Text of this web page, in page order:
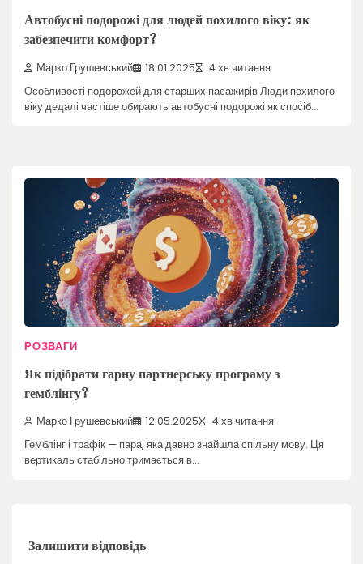
Автобусні подорожі для людей похилого віку: як
забезпечити комфорт?
Марко Грушевський 18.01.2025 4 хв читання
Особливості подорожей для старших пасажирів Люди похилого
віку дедалі частіше обирають автобусні подорожі як спосіб…
РОЗВАГИ
Як підібрати гарну партнерську програму з
гемблінгу?
Марко Грушевський 12.05.2025 4 хв читання
Гемблінг і трафік — пара, яка давно знайшла спільну мову. Ця
вертикаль стабільно тримається в…
Залишити відповідь